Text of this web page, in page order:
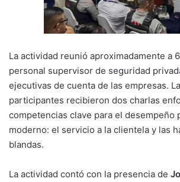
La actividad reunió aproximadamente a
personal supervisor de seguridad
ejecutivas de cuenta de las empresas.
participantes recibieron dos charlas
competencias clave para el desempeño
moderno: el servicio a la clientela y las
blandas.
La actividad contó con la presencia de